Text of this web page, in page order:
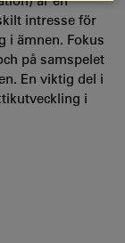
intresse för
i ämnen. Fokus
på samspelet
En viktig del i
i